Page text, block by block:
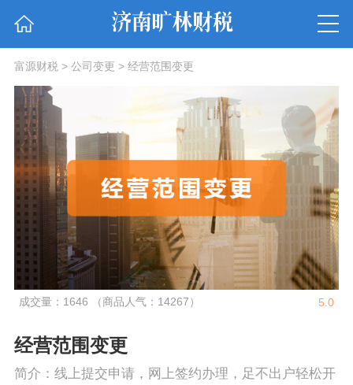
富源财税 > 公司变更 > 经营范围变更
成交量：1646 （商品人气：14267） 5.0
经营范围变更
简介：线上提交申请，网上签约办理，足不出户轻松开